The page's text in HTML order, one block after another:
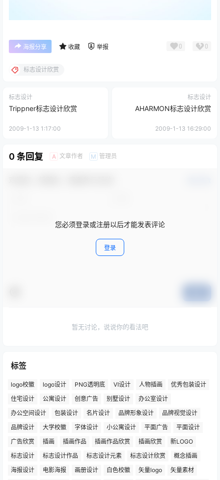
海报分享 收藏 举报 0 0
标志设计欣赏
标志设计
Trippner标志设计欣赏
2009-1-13 1:17:00
标志设计
AHARMON标志设计欣赏
2009-1-13 16:29:00
0 条回复 A 文章作者 M 管理员
您必须登录或注册以后才能发表评论
登录
暂无讨论，说说你的看法吧
标签
logo校徽 logo设计 PNG透明底 VI设计 人物插画
优秀包装设计
住宅设计
公寓设计 创意广告 别墅设计
办公室设计
办公空间设计
包装设计 名片设计 品牌形象设计
品牌视觉设计
品牌设计
大学校徽 字体设计 小公寓设计 平面广告
平面设计
广告欣赏
插画 插画作品 插画作品欣赏 插画欣赏
新LOGO
标志设计
标志设计作品 标志设计元素 标志设计欣赏
概念插画
海报设计
电影海报 画册设计 白色校徽 矢量logo 矢量素材